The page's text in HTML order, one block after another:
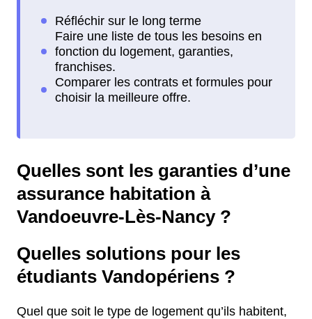
Quelles sont les garanties d’une
assurance habitation à
Vandoeuvre-Lès-Nancy ?
Quelles solutions pour les
étudiants Vandopériens ?
Quel que soit le type de logement qu’ils habitent,